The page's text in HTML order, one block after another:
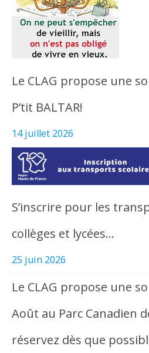
Le CLAG propose une
P’tit BALTAR!
14 juillet 2026
S’inscrire pour les
collèges et lycées…
25 juin 2026
Le CLAG propose une
Août au Parc Canadien
réservez dès que